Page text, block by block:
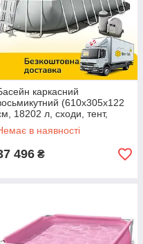
каркасний
(610x305x122
18202 л, сходи, тент,
фільтр) Intex
NP
в наявності
496 ₴